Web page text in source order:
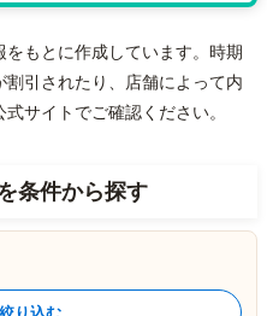
もとに作成しています。時期
引されたり、店舗によって内
サイトでご確認ください。
条件から探す